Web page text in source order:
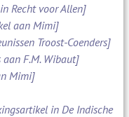
Recht voor Allen]
aan Mimi]
Troost-Coenders]
aan F.M. Wibaut]
Mimi]
in De Indische